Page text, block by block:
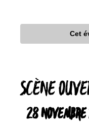
Cet
SCÈNE
28